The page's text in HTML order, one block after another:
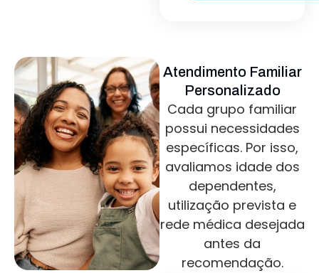
Atendimento Familiar
Personalizado
Cada grupo familiar
possui necessidades
específicas. Por isso,
avaliamos idade dos
dependentes,
utilização prevista e
rede médica desejada
antes da
recomendação.